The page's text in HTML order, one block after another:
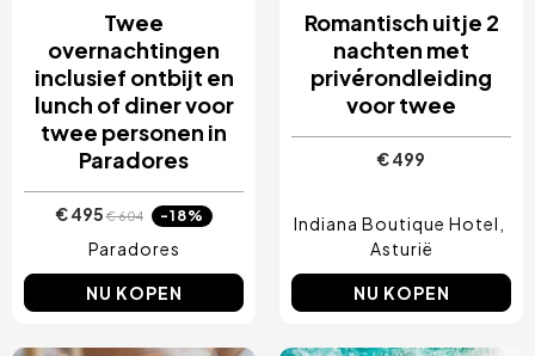
Twee
overnachtingen
inclusief ontbijt en
lunch of diner voor
twee personen in
Paradores
€ 495€ 604 -18%
Paradores
NU KOPEN
Romantisch uitje 2
nachten met
privérondleiding
voor twee
€ 499
Indiana Boutique Hotel
Asturië
NU KOPEN